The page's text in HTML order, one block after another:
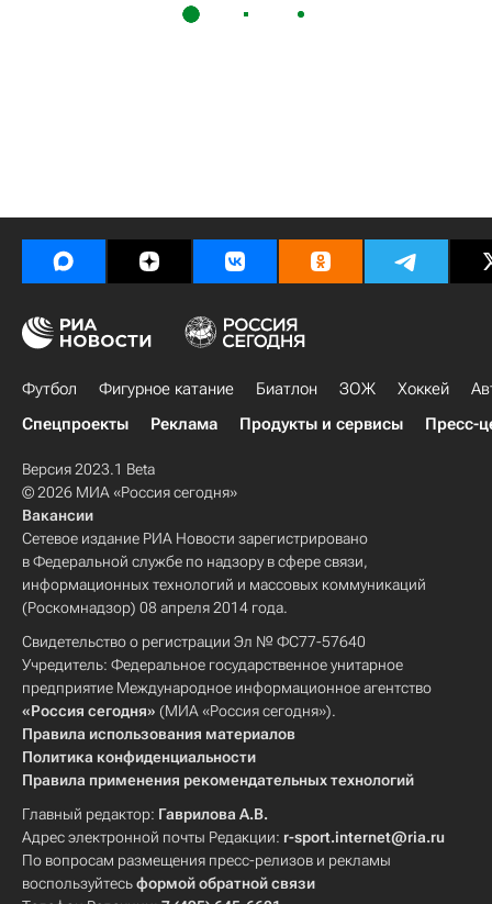
Футбол Фигурное катание Биатлон ЗОЖ Хоккей
Спецпроекты
Реклама Продукты и сервисы Пресс-
Версия 2023.1 Beta
© 2026 МИА «Россия сегодня»
Вакансии
Сетевое издание РИА Новости зарегистрировано
в Федеральной службе по надзору в сфере связи,
информационных технологий и массовых коммуникаций
(Роскомнадзор) 08 апреля 2014 года.
Свидетельство о регистрации Эл № ФС77-57640
Учредитель: Федеральное государственное унитарное
предприятие Международное информационное агентство
«Россия сегодня» (МИА «Россия сегодня»).
Правила использования материалов
Политика конфиденциальности
Правила применения рекомендательных технологий
Главный редактор: Гаврилова А.В.
Адрес электронной почты Редакции: r-sport.internet@ria.ru
По вопросам размещения пресс-релизов и рекламы
воспользуйтесьформой обратной связи